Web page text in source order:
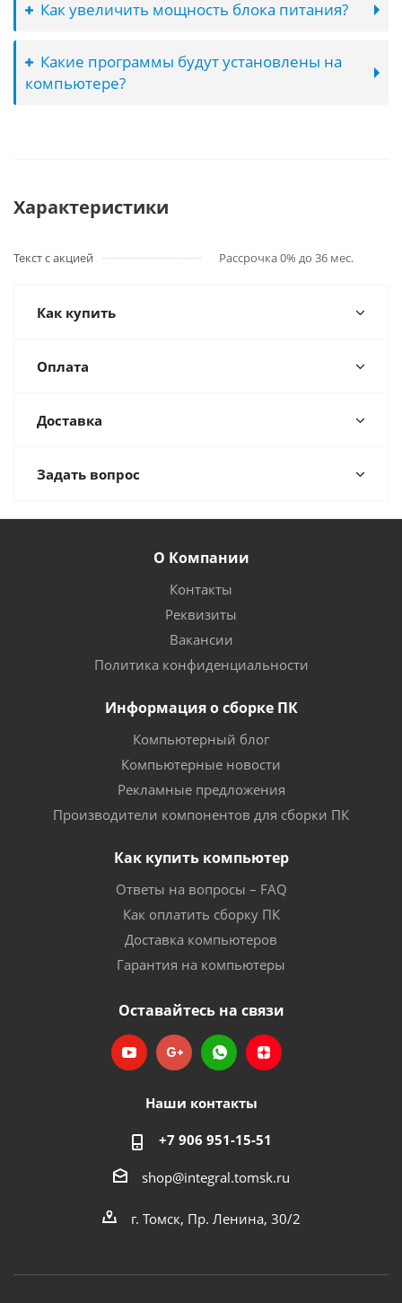
Как увеличить мощность блока питания?
Какие программы будут установлены на
компьютере?
Характеристики
Текст с акцией Рассрочка 0% до 36 мес.
Как купить
Оплата
Доставка
Задать вопрос
О Компании
Контакты
Реквизиты
Вакансии
Политика конфиденциальности
Информация о сборке ПК
Компьютерный блог
Компьютерные новости
Рекламные предложения
Производители компонентов для сборки ПК
Как купить компьютер
Ответы на вопросы – FAQ
Как оплатить сборку ПК
Доставка компьютеров
Гарантия на компьютеры
Оставайтесь на связи
Наши контакты
+7 906 951-15-51
shop@integral.tomsk.ru
г. Томск, Пр. Ленина, 30/2